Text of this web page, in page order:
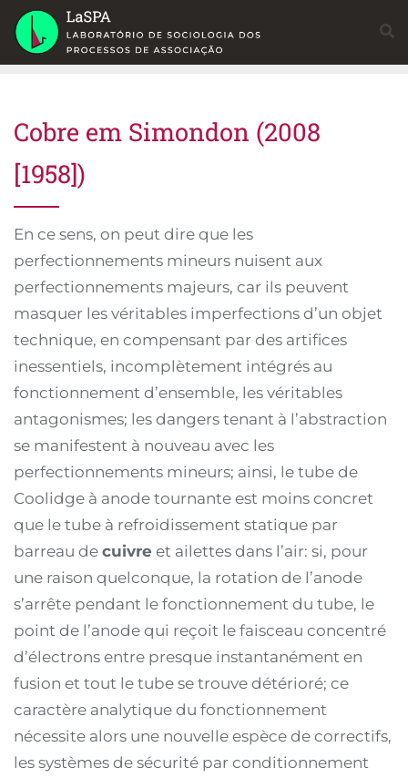
Skip
content
Cobre em Simondon (2008
[1958])
En ce sens, on peut dire que les
perfectionnements mineurs nuisent aux
perfectionnements majeurs, car ils peuvent
masquer les véritables imperfections d’un objet
technique, en compensant par des artifices
inessentiels, incomplètement intégrés au
fonctionnement d’ensemble, les véritables
antagonismes; les dangers tenant à l’abstraction
se manifestent à nouveau avec les
perfectionnements mineurs; ainsi, le tube de
Coolidge à anode tournante est moins concret
que le tube à refroidissement statique par
barreau de cuivre et ailettes dans l’air: si, pour
une raison quelconque, la rotation de l’anode
s’arrête pendant le fonctionnement du tube, le
point de l’anode qui reçoit le faisceau concentré
d’électrons entre presque instantanément en
fusion et tout le tube se trouve détérioré; ce
caractère analytique du fonctionnement
nécessite alors une nouvelle espèce de correctifs,
les systèmes de sécurité par conditionnement